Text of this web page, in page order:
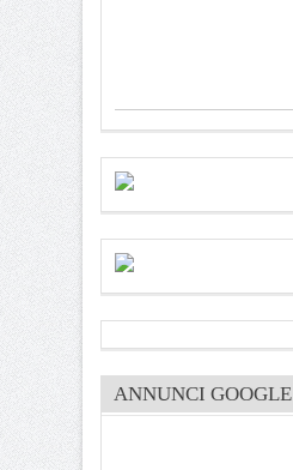
ANNUNCI GOOGLE